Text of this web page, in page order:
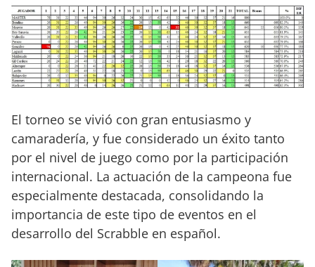
El torneo se vivió con gran entusiasmo y
camaradería, y fue considerado un éxito tanto
por el nivel de juego como por la participación
internacional. La actuación de la campeona fue
especialmente destacada, consolidando la
importancia de este tipo de eventos en el
desarrollo del Scrabble en español.